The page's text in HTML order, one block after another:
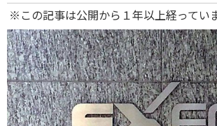
※この記事は公開から１年以上経っていま